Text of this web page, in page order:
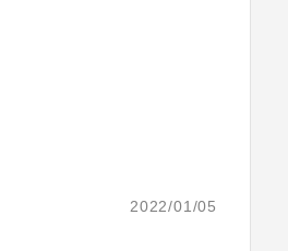
2022/01/05